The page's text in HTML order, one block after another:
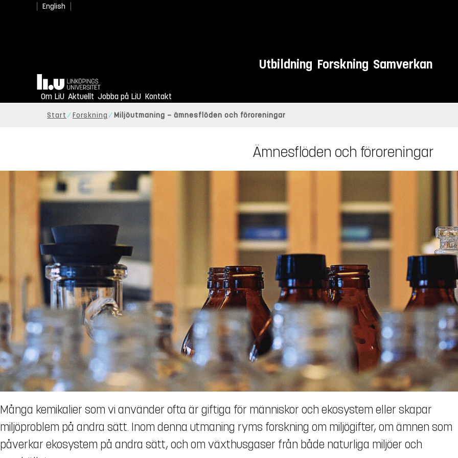
English
Utbildning Forskning Samverkan
Hem
Om LiU Aktuellt Jobba på LiU Kontakt
Start Forskning Miljöutmaning — ämnesflöden och föroreningar
Ämnesflöden och föroreningar
Många kemikalier som vi använder ofta är giftiga för människor och ekosystem eller skapar
miljöproblem på andra sätt. Inom denna utmaning ryms forskning om miljögifter, om ämnen som
påverkar ekosystem på andra sätt, och om växthusgaser från både naturliga miljöer och